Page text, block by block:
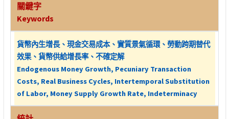
關鍵字
Keywords
貨幣內生增長、現金交易成本、實質景氣循環、勞動跨期替代
效果、貨幣供給增長率、不確定解
Endogenous Money Growth, Pecuniary Transaction
Costs, Real Business Cycles, Intertemporal Substitution
of Labor, Money Supply Growth Rate, Indeterminacy